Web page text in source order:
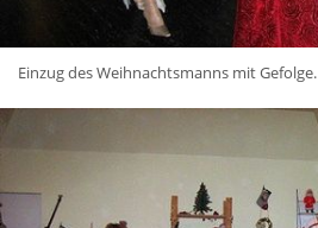
Einzug des Weihnachtsmanns mit Gefolge.